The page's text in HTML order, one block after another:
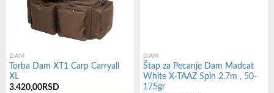
DAM
Torba Dam XT1 Carp Carryall
XL
3.420,00 RSD
DAM
Štap za Pecanje Dam Madcat
White X-TAAZ Spin 2.7m , 50-
175gr